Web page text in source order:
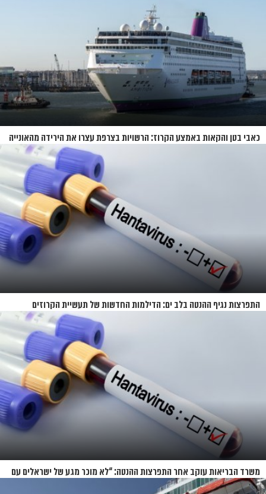
כאבי בטן והקאות באמצע הקרוז: הרשויות בצרפת עצרו את הירידה מהאונייה
התפרצות נגיף ההנטה בלב ים: הדילמות החדשות של תעשיית הקרוזים
משרד הבריאות עוקב אחר התפרצות ההנטה: “לא מוכר מגע של ישראלים עם
החולים”